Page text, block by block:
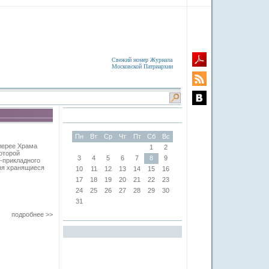
Свежий номер Журнала
Московской Патриархии
Храма
хранящиеся
подробнее >>
Пн Вт Ср Чт Пт Сб
Вс
1
2
3
4 5 6 7 8
9
10
11 12 13 14 15
16
17
18 19 20 21 22
23
24
25 26 27 28 29
30
31